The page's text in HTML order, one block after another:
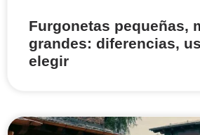
Furgonetas pequeñas,
grandes: diferencias,
elegir